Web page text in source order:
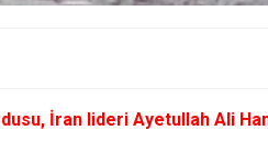
İran lideri Ayetullah Ali